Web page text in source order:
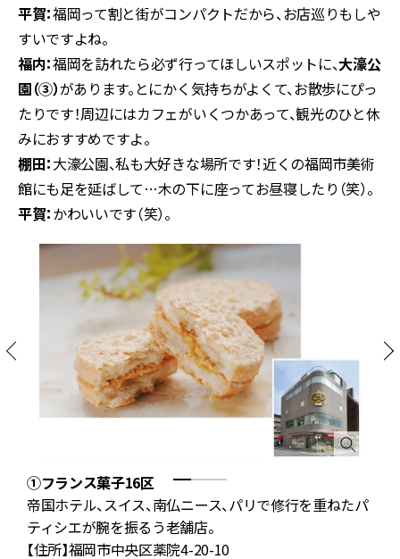
平賀：福岡って割と街がコンパクトだから、お店巡りもしや
すいですよね。
福内：福岡を訪れたら必ず行ってほしいスポットに、大濠公
園（③）があります。とにかく気持ちがよくて、お散歩にぴっ
たりです！周辺にはカフェがいくつかあって、観光のひと休
みにおすすめですよ。
棚田：大濠公園、私も大好きな場所です！近くの福岡市美術
館にも足を延ばして…木の下に座ってお昼寝したり（笑）。
平賀：かわいいです（笑）。
①フランス菓子16区
帝国ホテル、スイス、南仏ニース、パリで修行を重ねたパ
ティシエが腕を振るう老舗店。
【住所】福岡市中央区薬院4-20-10